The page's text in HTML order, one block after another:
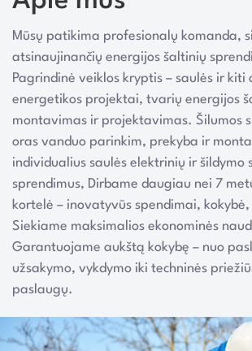
Mūsų patikima profesionalų komanda,
atsinaujinančių energijos šaltinių
Pagrindinė veiklos kryptis – saulės ir kiti
energetikos projektai, tvarių energijos
montavimas ir projektavimas. Šilumos
oras vanduo parinkim, prekyba ir
individualius saulės elektrinių ir šildymo
sprendimus, Dirbame daugiau nei 7
kortelė – inovatyvūs spendimai,
Siekiame maksimalios ekonominės
Garantuojame aukštą kokybę – nuo
užsakymo, vykdymo iki techninės
paslaugų.